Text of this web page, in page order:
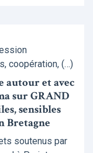
coopération, (…)
autour et avec
sur GRAND
sensibles
Bretagne
soutenus par